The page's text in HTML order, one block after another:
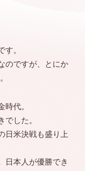
す。
のですが、とにか
時代。
でした。
日米決戦も盛り上
日本人が優勝でき